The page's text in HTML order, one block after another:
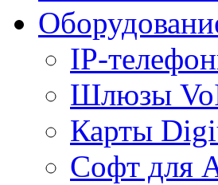
IP-
Шлюзы
Карты
Софт для